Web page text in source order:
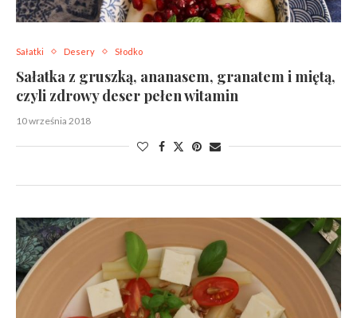
Sałatki Desery Słodko
Sałatka z gruszką, ananasem, granatem i miętą,
czyli zdrowy deser pełen witamin
10 września 2018